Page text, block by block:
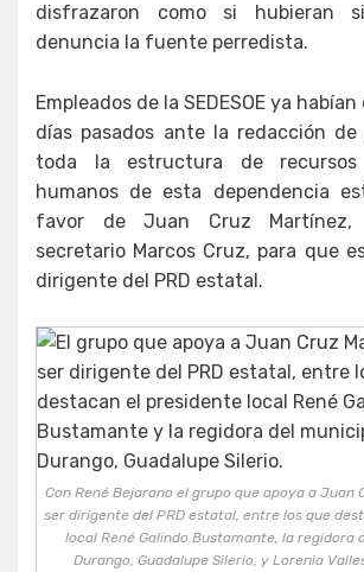
disfrazaron como si hubieran
denuncia la fuente perredista.
Empleados de la SEDESOE ya
días pasados ante la redacción
toda la estructura de
humanos de esta dependencia
favor de Juan Cruz Martínez,
secretario Marcos Cruz, para que
dirigente del PRD estatal.
Con René Bejarano el grupo que apoya a Juan
ser dirigente del PRD estatal, entre los que
local René Galindo Bustamante, la regidora
Durango, Guadalupe Silerio, y Lorenia